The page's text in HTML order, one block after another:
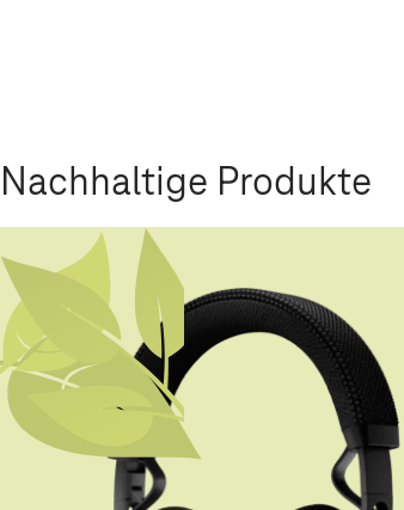
Nachhaltige Produkte